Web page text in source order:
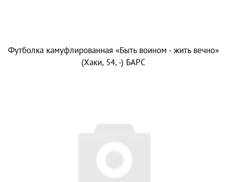
Футболка камуфлированная «Быть воином - жить вечно»
(Хаки, 54, -) БАРС